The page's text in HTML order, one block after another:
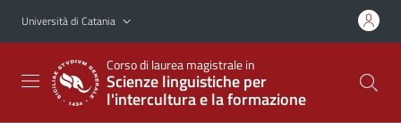
Vai al contenuto principale
Vai al menu di navigazione
Università di Catania
Corso di laurea magistrale in
Scienze linguistiche per
l'intercultura e la formazione